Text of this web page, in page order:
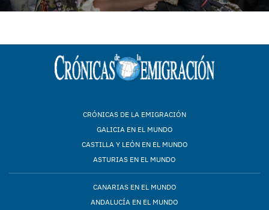
CRÓNICAS DE LA EMIGRACIÓN
GALICIA EN EL MUNDO
CASTILLA Y LEÓN EN EL MUNDO
ASTURIAS EN EL MUNDO
CANARIAS EN EL MUNDO
ANDALUCÍA EN EL MUNDO